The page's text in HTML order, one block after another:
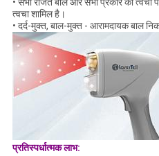
• सभी रंजित बाल और सभी प्रकार की त्वचा
त्वचा शामिल है।
• दर्द-मुक्त, बाल-मुक्त - आरामदायक बाल
प्रतिस्पर्धात्मक लाभ: